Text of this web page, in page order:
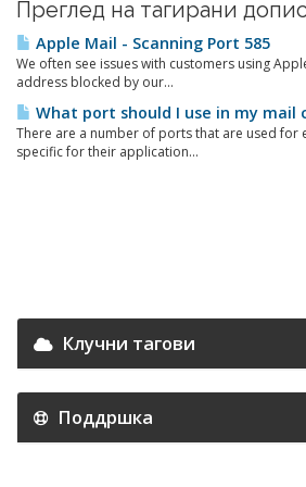
Преглед на тагирани
Apple Mail - Scanning Port 585
We often see issues with customers using
address blocked by our...
What port should I use in my mail
There are a number of ports that are used for
specific for their application...
Клучни тагови
Поддршка